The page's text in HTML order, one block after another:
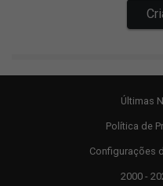
Últimas
Política de
Configurações
2000 -